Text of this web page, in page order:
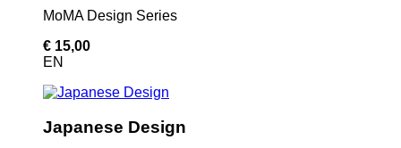
MoMA Design Series
€ 15,00
EN
Japanese Design